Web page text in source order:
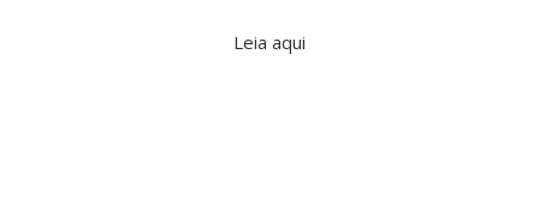
Leia aqui